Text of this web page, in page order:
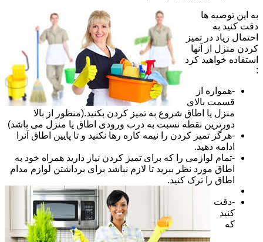
به این توصیه ها
دقت کنید به
احتمال زیاد در تمیز
کردن منزل از آنها
استفاده خواهید کرد
:
-همواره از
قسمت بالای
منزل یا اطاق شروع به تمیز کردن بکنید.(منظور از بالا
دورترین نقطه نسبت به درب ورودی اطاق یا منزل می باشد)
-هرگز تمیز کردن را نیمه کاره رها نکنید و تا پایین اطاق آنرا
ادامه دهید.
-تمام لوازمی را که برای تمیز کردن نیاز دارید همراه خود به
اطاق مورد نظر ببرید تا لازم نباشد برای برداشتن لوازم مدام
اطاق را ترک کنید.
-دقت
کنید
که